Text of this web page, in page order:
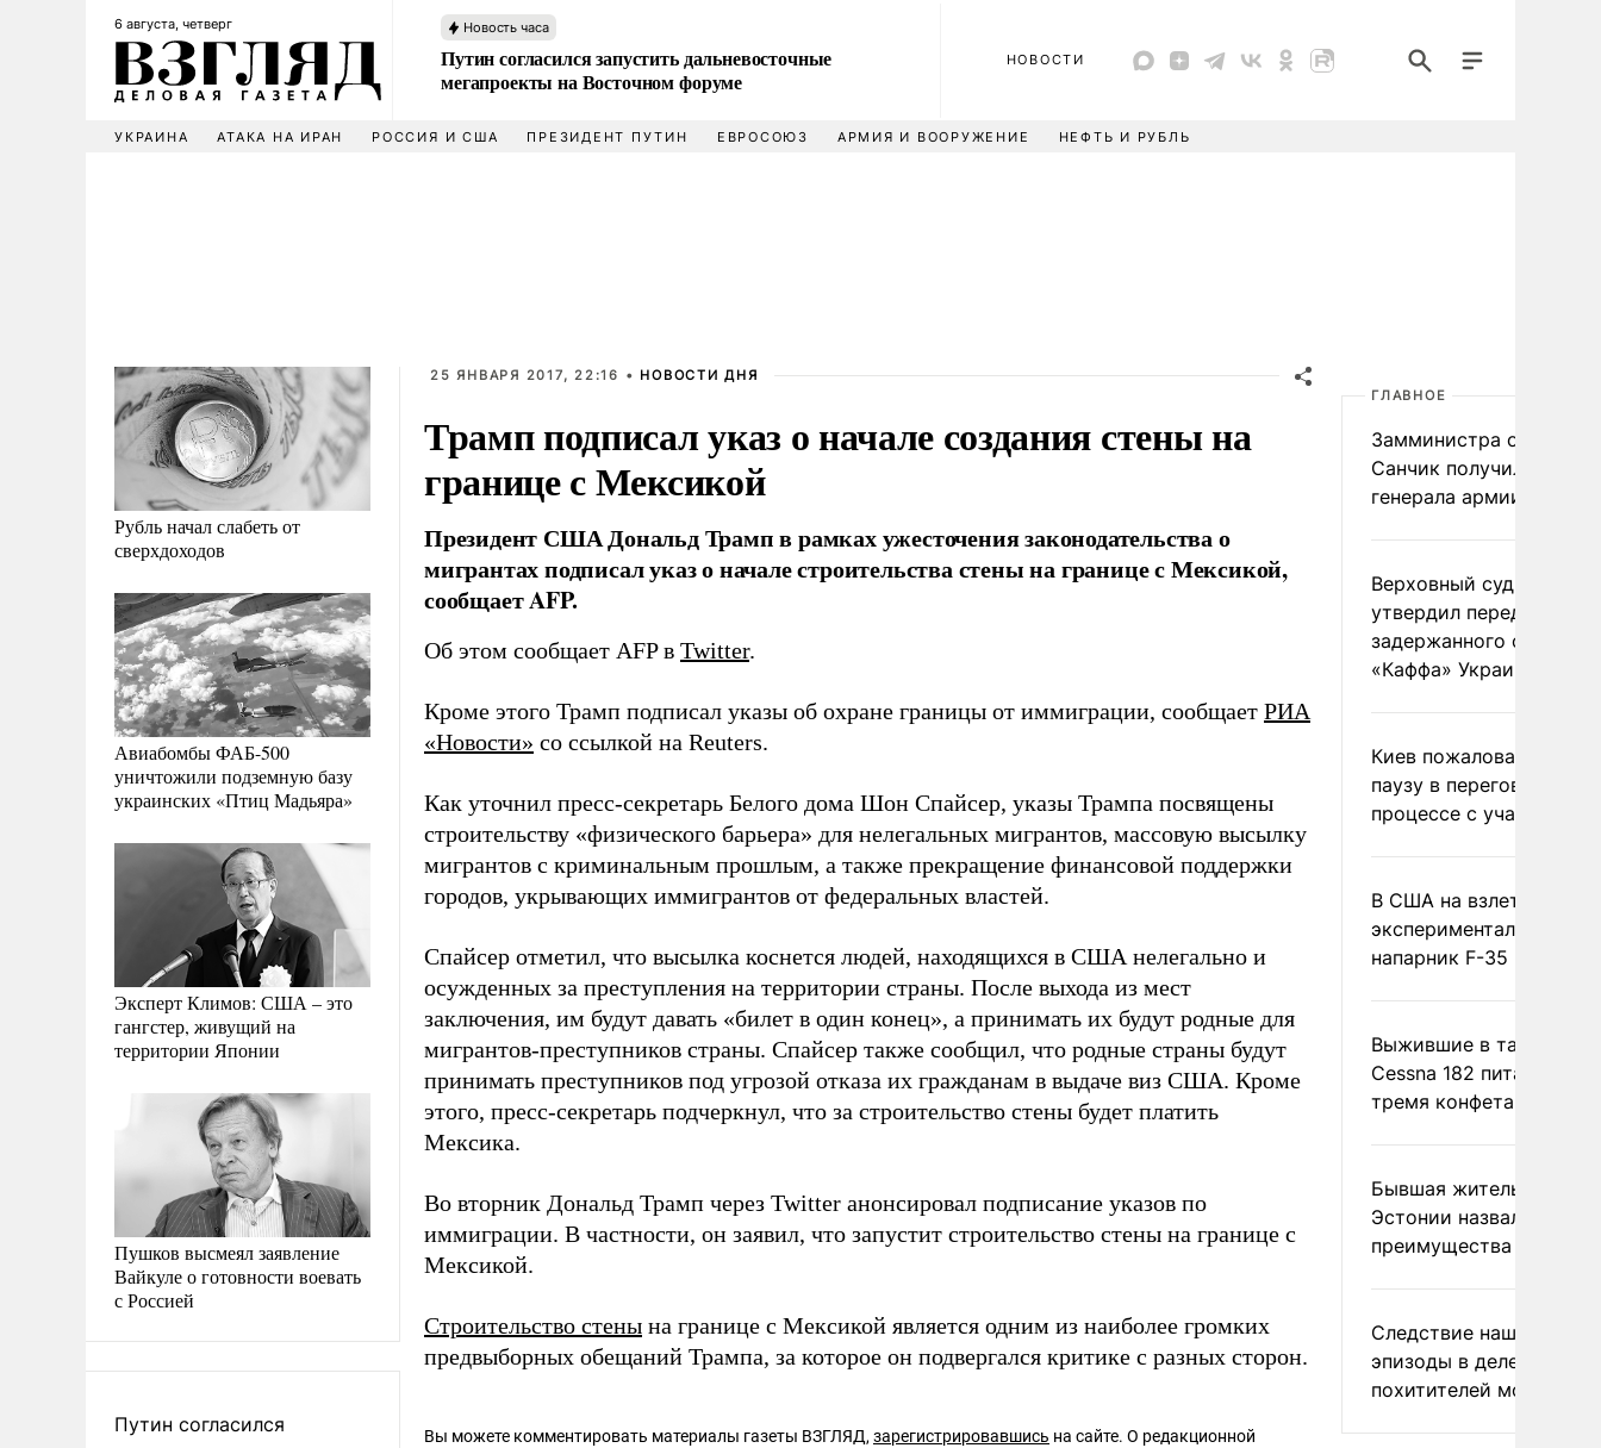
6 августа, четверг Новость часа
Путин согласился запустить дальневосточные
мегапроекты на Восточном форуме
НОВОСТИ
УКРАИНА АТАКА НА ИРАН РОССИЯ И США ПРЕЗИДЕНТ ПУТИН ЕВРОСОЮЗ АРМИЯ И ВООРУЖЕНИЕ НЕФТЬ И РУБЛЬ
Рубль начал слабеть от
сверхдоходов
Авиабомбы ФАБ-500
уничтожили подземную базу
украинских «Птиц Мадьяра»
Эксперт Климов: США – это
гангстер, живущий на
территории Японии
Пушков высмеял заявление
Вайкуле о готовности воевать
с Россией
Путин согласился
25 ЯНВАРЯ 2017, 22:16 • НОВОСТИ ДНЯ
Трамп подписал указ о начале создания стены на
границе с Мексикой
Президент США Дональд Трамп в рамках ужесточения законодательства о
мигрантах подписал указ о начале строительства стены на границе с Мексикой,
сообщает AFP.
Об этом сообщает AFP в Twitter.
Кроме этого Трамп подписал указы об охране границы от иммиграции, сообщает РИА
«Новости» со ссылкой на Reuters.
Как уточнил пресс-секретарь Белого дома Шон Спайсер, указы Трампа посвящены
строительству «физического барьера» для нелегальных мигрантов, массовую высылку
мигрантов с криминальным прошлым, а также прекращение финансовой поддержки
городов, укрывающих иммигрантов от федеральных властей.
Спайсер отметил, что высылка коснется людей, находящихся в США нелегально и
осужденных за преступления на территории страны. После выхода из мест
заключения, им будут давать «билет в один конец», а принимать их будут родные для
мигрантов-преступников страны. Спайсер также сообщил, что родные страны будут
принимать преступников под угрозой отказа их гражданам в выдаче виз США. Кроме
этого, пресс-секретарь подчеркнул, что за строительство стены будет платить
Мексика.
Во вторник Дональд Трамп через Twitter анонсировал подписание указов по
иммиграции. В частности, он заявил, что запустит строительство стены на границе с
Мексикой.
Строительство стены на границе с Мексикой является одним из наиболее громких
предвыборных обещаний Трампа, за которое он подвергался критике с разных сторон.
Вы можете комментировать материалы газеты ВЗГЛЯД, зарегистрировавшись на сайте. О редакционной
ГЛАВНОЕ
Замминистра обороны
Санчик получил звание
генерала армии
Верховный суд Швеции
утвердил передачу
задержанного
«Каффа» Украине
Киев пожаловался на
паузу в переговорном
процессе с участием
В США на взлете
экспериментальный
напарник F-35
Выжившие в тайге
Cessna 182 питались
тремя конфетами
Бывшая жительница
Эстонии назвала
преимущества России
Следствие нашло
эпизоды в деле
похитителей москвичек